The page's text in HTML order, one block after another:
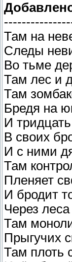
Там на
Следы
Во тьме
Там лес и
Там
Бредя на
И
В своих
И с ними
Там
Пленяет
И бродит
Через
Там
Прыгучих
Там плоть